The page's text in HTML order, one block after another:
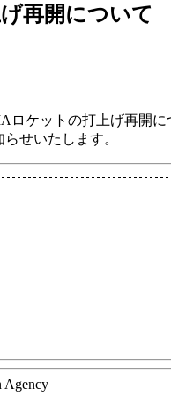
再開について
ケットの打上げ再開に
せいたします。
Agency